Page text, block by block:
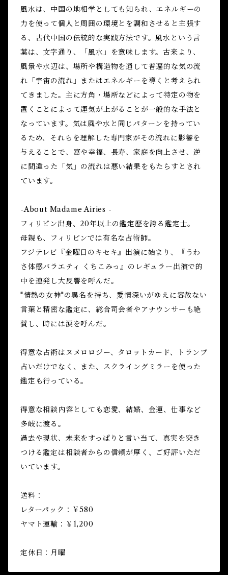
風水は、中国の地相学としても知られ、エネルギーの
力を使って個人と周囲の環境とを調和させると主張す
る、古代中国の伝統的な実践方法です。風水という言
葉は、文字通り、「風水」を意味します。古来より、
風景や水辺は、場所や構造物を通して普遍的な気の流
れ「宇宙の流れ」またはエネルギーを導くと考えられ
てきました。主に方角・場所などによって特定の物を
置くことによって運気が上がることが一般的な手法と
なっています。気は風や水と同じパターンを持ってい
るため、それらを理解した専門家がその流れに影響を
与えることで、富や幸福、長寿、家庭を向上させ、逆
に間違った「気」の流れは悪い結果をもたらすとされ
ています。
-About Madame Airies -
フィリピン出身、20年以上の鑑定歴を誇る鑑定士。
母親も、フィリピンでは有名な占術師。
フジテレビ『金曜日のキセキ』出演に始まり、『うわ
さ体感バラエティ くちこみっ』のレギュラー出演で的
中を連発し大反響を呼んだ。
"情熱の女神"の異名を持ち、愛情深いがゆえに容赦ない
言葉と精密な鑑定に、総合司会者やアナウンサーも絶
賛し、時には涙を呼んだ。
得意な占術はヌメロロジー、タロットカード、トランプ
占いだけでなく、また、スクライングミラーを使った
鑑定も行っている。
得意な相談内容としても恋愛、結婚、金運、仕事など
多岐に渡る。
過去や現状、未来をすっぱりと言い当て、真実を突き
つける鑑定は相談者からの信頼が厚く、ご好評いただ
いています。
送料：
レターパック：￥580
ヤマト運輸：￥1,200
定休日：月曜